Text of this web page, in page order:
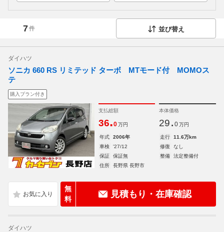
7件 並び替え
ダイハツ
ソニカ 660 RS リミテッド ターボ MTモード付 MOMOス
テ
購入プラン付き
支払総額
36.0 万円
本体価格
29. 0 万円
年式 2006年 走行
11.6万km
車検
'27/12 修復
なし
保証
保証無 整備
法定整備付
住所
長野県 長野市
無
料
見積もり・在庫確認
ダイハツ